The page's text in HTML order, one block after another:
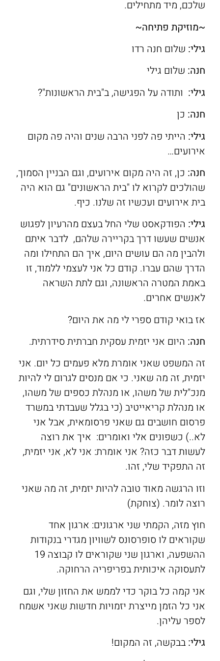
שלכם, מיד מתחילים.
~מוזיקת פתיחה~
גילי: שלום חנה רדו
חנה: שלום גילי
גילי: ותודה על הפגישה, ב"בית הראשונות"?
חנה: כן
גילי: הייתי פה לפני הרבה שנים והיה פה מקום
אירועים…
חנה: כן, זה היה מקום אירועים, וגם הבניין הסמוך,
שהולכים לקרוא לו "בית הראשונים" גם הוא היה
בית אירועים ועכשיו זה שלנו. כיף.
גילי: הפודקאסט שלי החל בעצם מהרעיון לפגוש
אנשים שעשו דרך בקריירה שלהם, לדבר איתם
ולהבין מה הם עושים היום, איך הם התחילו ומה
הדרך שהם עברו. קודם כל אני לעצמי ללמוד, זו
באמת המטרה הראשונה, וגם לתת השראה
לאנשים אחרים.
אז בואי קודם ספרי לי מה את היום?
חנה: היום אני יזמית עסקית חברתית סידרתית.
זה המשפט שאני אומרת מלא פעמים כל יום. אני
יזמית, זה מה שאני. כי אם מנסים לגרום לי להיות
מנכ"לית של משהו, או מנהלת כספים של משהו,
או מנהלת קריאייטיב (כי בגלל שעבדתי במשרד
פרסום חושבים גם שאני פרסומאית, אבל אני
לא..) כשפונים אלי ואומרים: איך את רוצה
לעשות דבר כזה? אני אומרת: אני לא, אני יזמית,
זה התפקיד שלי, זהו.
וזו הרגשה מאוד טובה להיות יזמית, זה מה שאני
רוצה לומר. (צוחקת)
חוץ מזה, הקמתי שני ארגונים: ארגון אחד
שקוראים לו סופרסונס לשוויון מגדרי בנקודות
ההשפעה, וארגון שני שקוראים לו קבוצה 19
לתעסוקה איכותית בפריפריה הרחוקה.
אני קמה כל בוקר כדי לממש את החזון שלי, וגם
אני כל הזמן מייצרת יזמויות חדשות שאני אשמח
לספר עליהן.
גילי: בבקשה, זה המקום!